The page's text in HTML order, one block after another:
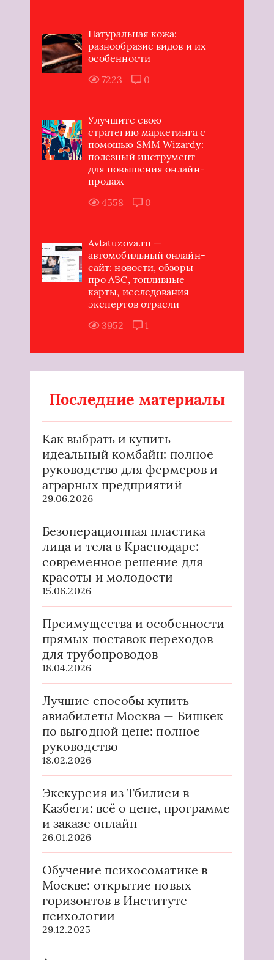
Натуральная кожа:
разнообразие видов и их
особенности
7223
0
Улучшите свою
стратегию маркетинга с
помощью SMM Wizardy:
полезный инструмент
для повышения онлайн-
продаж
4558
0
Avtatuzova.ru —
автомобильный онлайн-
сайт: новости, обзоры
про АЗС, топливные
карты, исследования
экспертов отрасли
3952
1
Последние материалы
Как выбрать и купить
идеальный комбайн: полное
руководство для фермеров и
аграрных предприятий
29.06.2026
Безоперационная пластика
лица и тела в Краснодаре:
современное решение для
красоты и молодости
15.06.2026
Преимущества и особенности
прямых поставок переходов
для трубопроводов
18.04.2026
Лучшие способы купить
авиабилеты Москва — Бишкек
по выгодной цене: полное
руководство
18.02.2026
Экскурсия из Тбилиси в
Казбеги: всё о цене, программе
и заказе онлайн
26.01.2026
Обучение психосоматике в
Москве: открытие новых
горизонтов в Институте
психологии
29.12.2025